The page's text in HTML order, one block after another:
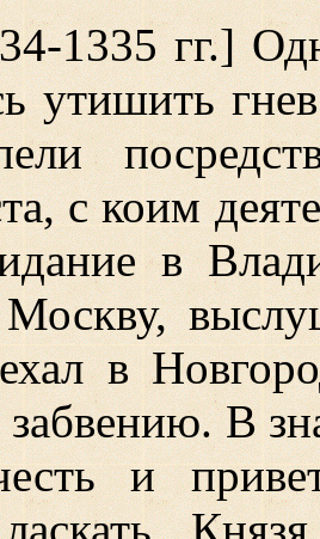
1335 гг.]
утишить
с коим
в
в
В
и